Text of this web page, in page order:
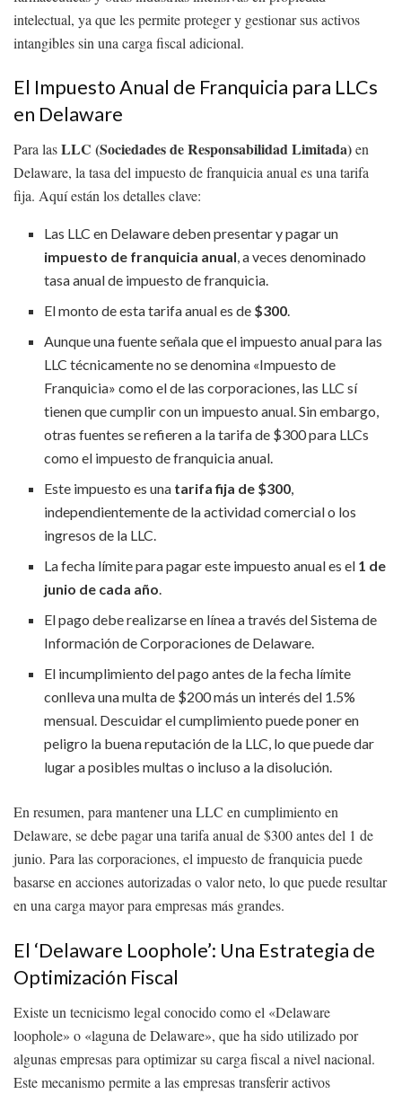
intelectual, ya que les permite proteger y gestionar sus activos
intangibles sin una carga fiscal adicional.
El Impuesto Anual de Franquicia para LLCs
en Delaware
Para lasLLC (Sociedades de Responsabilidad Limitada)en
Delaware, la tasa del impuesto de franquicia anual es una tarifa
fija. Aquí están los detalles clave:
Las LLC en Delaware deben presentar y pagar un
impuesto de franquicia anual, a veces denominado
tasa anual de impuesto de franquicia.
El monto de esta tarifa anual es de $300.
Aunque una fuente señala que el impuesto anual para las
LLC técnicamente no se denomina «Impuesto de
Franquicia» como el de las corporaciones, las LLC sí
tienen que cumplir con un impuesto anual. Sin embargo,
otras fuentes se refieren a la tarifa de $300 para LLCs
como el impuesto de franquicia anual.
Este impuesto es una tarifa fija de $300,
independientemente de la actividad comercial o los
ingresos de la LLC.
La fecha límite para pagar este impuesto anual es el 1 de
junio de cada año.
El pago debe realizarse en línea a través del Sistema de
Información de Corporaciones de Delaware.
El incumplimiento del pago antes de la fecha límite
conlleva una multa de $200 más un interés del 1.5%
mensual. Descuidar el cumplimiento puede poner en
peligro la buena reputación de la LLC, lo que puede dar
lugar a posibles multas o incluso a la disolución.
En resumen, para mantener una LLC en cumplimiento en
Delaware, se debe pagar una tarifa anual de $300 antes del 1 de
junio. Para las corporaciones, el impuesto de franquicia puede
basarse en acciones autorizadas o valor neto, lo que puede resultar
en una carga mayor para empresas más grandes.
El ‘Delaware Loophole’: Una Estrategia de
Optimización Fiscal
Existe un tecnicismo legal conocido como el «Delaware
loophole» o «laguna de Delaware», que ha sido utilizado por
algunas empresas para optimizar su carga fiscal a nivel nacional.
Este mecanismo permite a las empresas transferir activos